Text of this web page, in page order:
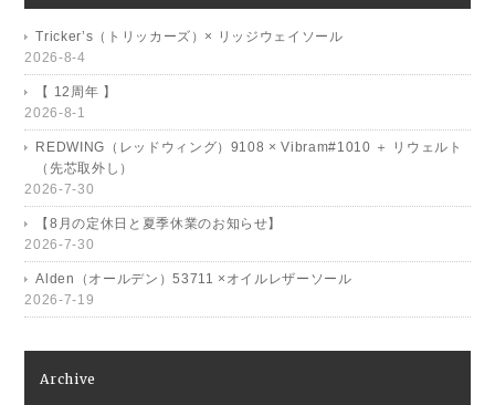
Tricker’s（トリッカーズ）× リッジウェイソール
2026-8-4
【 12周年 】
2026-8-1
REDWING（レッドウィング）9108 × Vibram#1010 ＋ リウェルト
（先芯取外し）
2026-7-30
【8月の定休日と夏季休業のお知らせ】
2026-7-30
Alden（オールデン）53711 ×オイルレザーソール
2026-7-19
Archive